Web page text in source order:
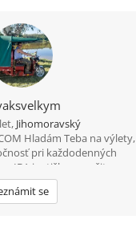
Jihomoravský
Hladám Teba na výlety,
pri každodenných
IBA jeptiška so zašitou ... .
LEBO VŠETCI. Žijem
faceboku, vakcíne
se